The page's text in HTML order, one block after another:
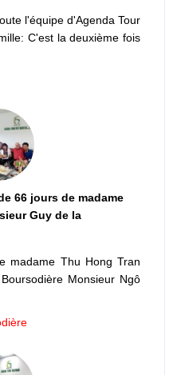
l'équipe d'Agenda Tour
C'est la deuxième fois
66 jours de madame
Guy de la
madame Thu Hong Tran
Monsieur Ngô